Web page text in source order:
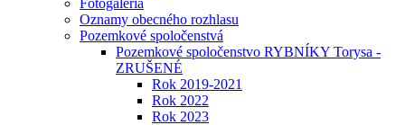
Fotogaléria
Oznamy obecného rozhlasu
Pozemkové spoločenstvá
Pozemkové spoločenstvo RYBNÍKY Torysa -
ZRUŠENÉ
Rok 2019-2021
Rok 2022
Rok 2023